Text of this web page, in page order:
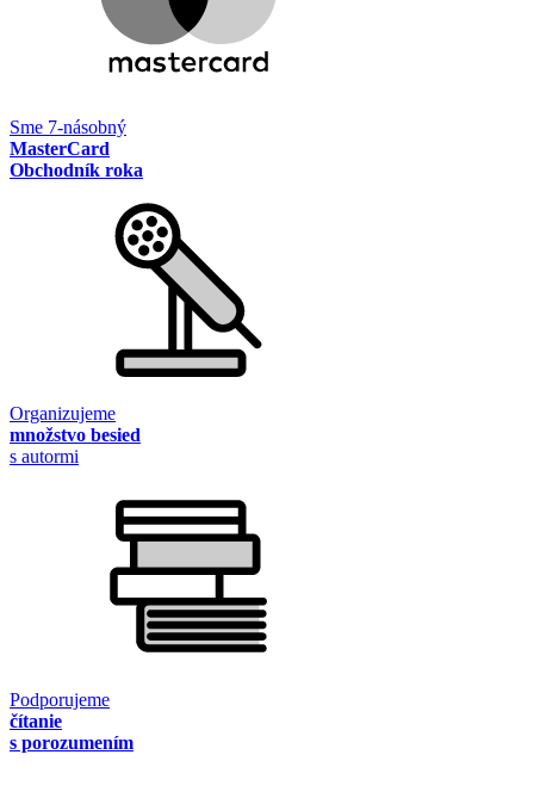
Sme 7-násobný
MasterCard
Obchodník roka
Organizujeme
množstvo besied
s autormi
Podporujeme
čítanie
s porozumením